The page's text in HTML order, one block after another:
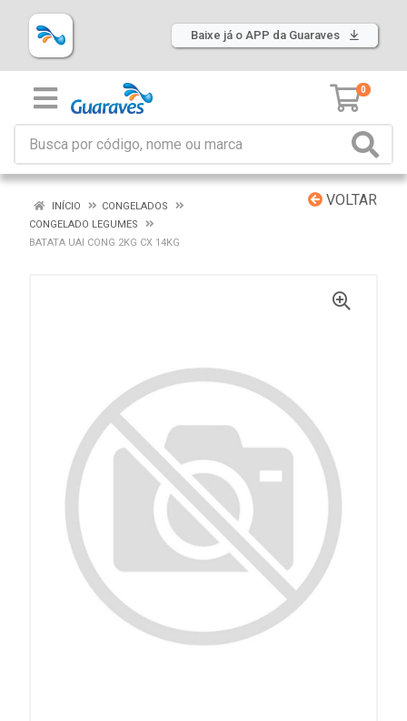
Baixe já o APP da Guaraves
0
VOLTAR
INÍCIO
CONGELADOS
CONGELADO LEGUMES
BATATA UAI CONG 2KG CX 14KG